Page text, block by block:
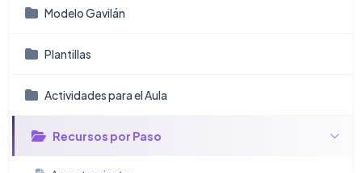
Modelo Gavilán
Plantillas
Actividades para el Aula
Recursos por Paso